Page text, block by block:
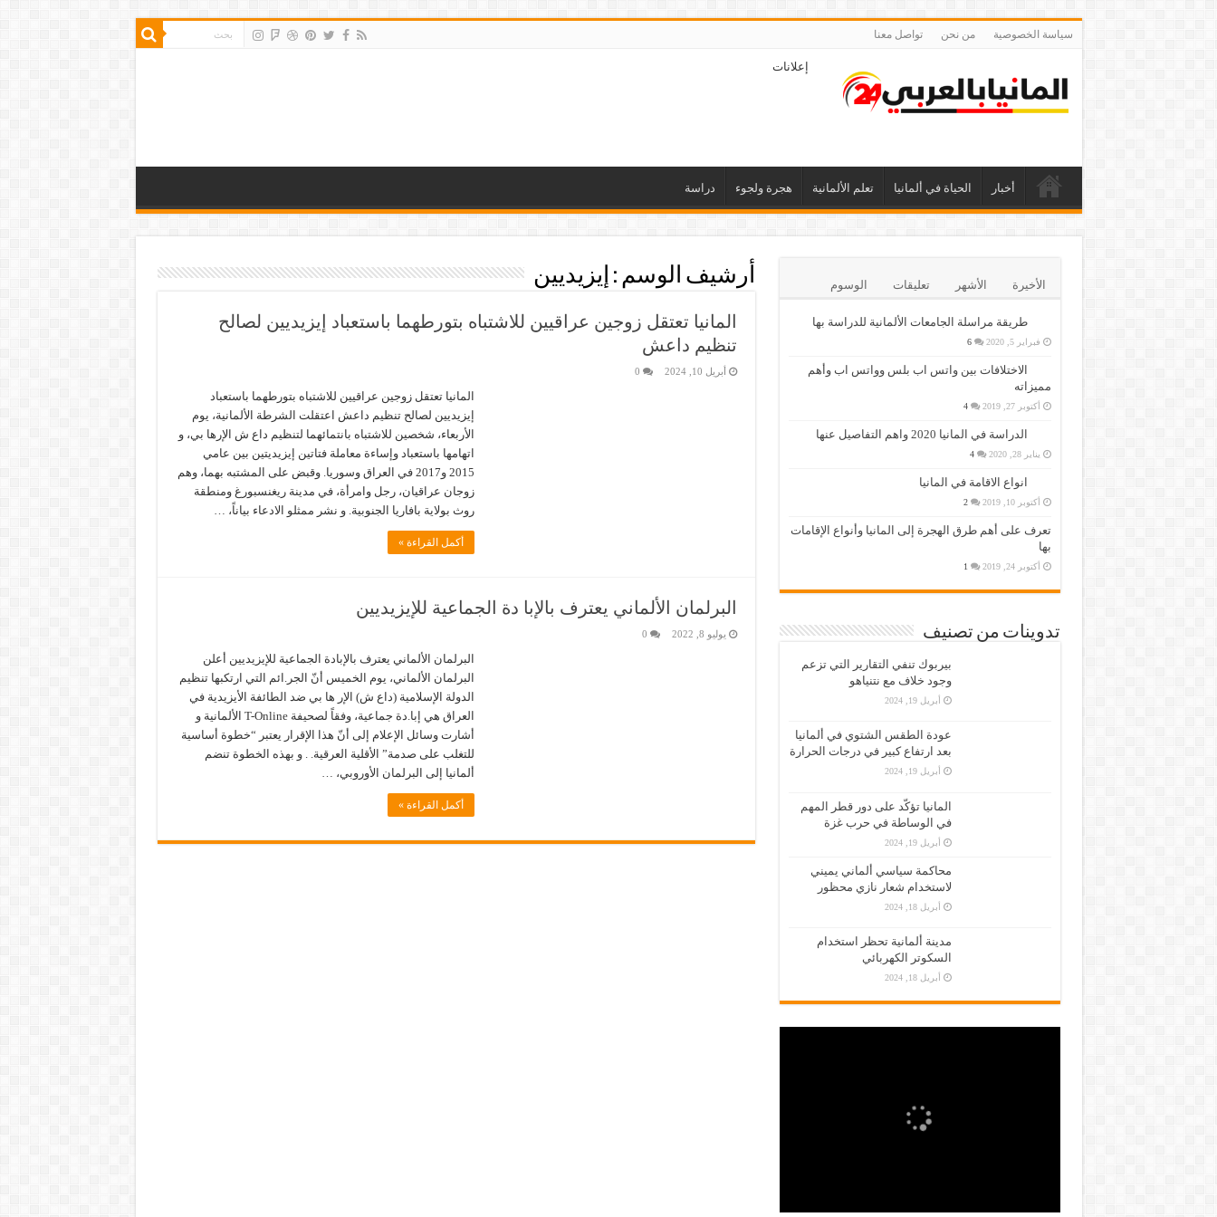
سياسة الخصوصية من نحن تواصل معنا
إعلانات
أخبار الحياة في ألمانيا تعلم الألمانية هجرة ولجوء دراسة
أرشيف الوسم : إيزيديين
المانيا تعتقل زوجين عراقيين للاشتباه بتورطهما باستعباد إيزيديين لصالح
تنظيم داعش
أبريل 10, 2024 0
المانيا تعتقل زوجين عراقيين للاشتباه بتورطهما باستعباد
إيزيديين لصالح تنظيم داعش اعتقلت الشرطة الألمانية، يوم
الأربعاء، شخصين للاشتباه بانتمائهما لتنظيم داع ش الإرها بي، و
اتهامها باستعباد وإساءة معاملة فتاتين إيزيديتين بين عامي
2015 و2017 في العراق وسوريا. وقبض على المشتبه بهما، وهم
زوجان عراقيان، رجل وامرأة، في مدينة ريغنسبورغ ومنطقة
روث بولاية بافاريا الجنوبية. و نشر ممثلو الادعاء بياناً، …
أكمل القراءة »
البرلمان الألماني يعترف بالإبا دة الجماعية للإيزيديين
يوليو 8, 2022 0
البرلمان الألماني يعترف بالإبادة الجماعية للإيزيديين أعلن
البرلمان الألماني، يوم الخميس أنّ الجر.ائم التي ارتكبها تنظيم
الدولة الإسلامية (داع ش) الإر ها بي ضد الطائفة الأيزيدية في
العراق هي إبا.دة جماعية، وفقاً لصحيفة T-Online الألمانية و
أشارت وسائل الإعلام إلى أنّ هذا الإقرار يعتبر “خطوة أساسية
للتغلب على صدمة” الأقلية العرقية. . و بهذه الخطوة تنضم
ألمانيا إلى البرلمان الأوروبي، …
أكمل القراءة »
الأخيرة الأشهر تعليقات الوسوم
طريقة مراسلة الجامعات الألمانية للدراسة بها
فبراير 5, 2020 6
الاختلافات بين واتس اب بلس وواتس اب وأهم
مميزاته
أكتوبر 27, 2019 4
الدراسة في المانيا 2020 واهم التفاصيل عنها
يناير 28, 2020 4
انواع الاقامة في المانيا
أكتوبر 10, 2019 2
تعرف على أهم طرق الهجرة إلى المانيا وأنواع الإقامات
بها
أكتوبر 24, 2019 1
تدوينات من تصنيف
بيربوك تنفي التقارير التي تزعم
وجود خلاف مع نتنياهو
أبريل 19, 2024
عودة الطقس الشتوي في ألمانيا
بعد ارتفاع كبير في درجات الحرارة
أبريل 19, 2024
المانيا تؤكّد على دور قطر المهم
في الوساطة في حرب غزة
أبريل 19, 2024
محاكمة سياسي ألماني يميني
لاستخدام شعار نازي محظور
أبريل 18, 2024
مدينة ألمانية تحظر استخدام
السكوتر الكهربائي
أبريل 18, 2024